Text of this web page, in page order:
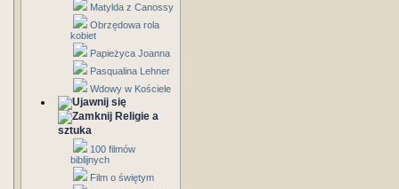
Matylda z Canossy
Obrzędowa rola
kobiet
Papieżyca Joanna
Pasqualina Lehner
Wdowy w Kościele
Religie a
sztuka
100 filmów
biblijnych
Film o świętym